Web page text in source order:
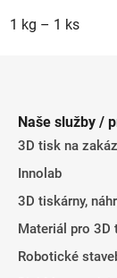
1 kg – 1 ks
Naše služby /
3D tisk na
Innolab
3D tiskárny,
Materiál pro 3D
Robotické